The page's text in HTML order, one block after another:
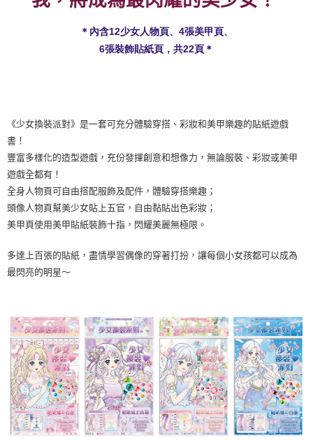
每筆NT$60，滿NT$490(含以上)免運費
每筆NT$85，滿NT$490(含以上)免運費
境外區配送 查看運費
＊內含12少女人物頁、4張美甲頁、
6張裝飾貼紙頁，共22頁＊
《少女換裝派對》是一套可充分體驗穿搭、彩妝和美甲樂趣的貼紙遊戲
書！
豐富多樣化的造型遊戲，充份發揮創意和想像力，無論服裝、彩妝或美甲
遊戲全都有！
全身人物頁可自由搭配服飾及配件，體驗穿搭樂趣；
頭像人物頁幫美少女貼上五官，自由黏貼出色彩妝；
美甲頁使用美甲貼紙裝飾十指，閃耀美麗無極限。
多達上百張的貼紙，盡情學習偶像的穿著打扮，讓每個小女孩都可以成為
最閃亮的明星～